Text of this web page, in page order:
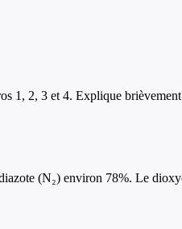
1, 2, 3 et 4. Explique
(N₂) environ 78%. Le